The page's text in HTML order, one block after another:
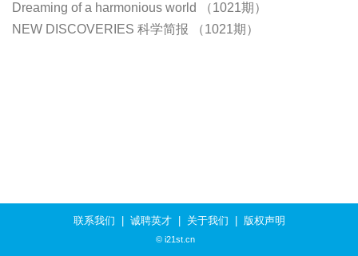
Dreaming of a harmonious world （1021期）
NEW DISCOVERIES 科学简报 （1021期）
联系我们 诚聘英才| 关于我们 版权声明
© i21st.cn